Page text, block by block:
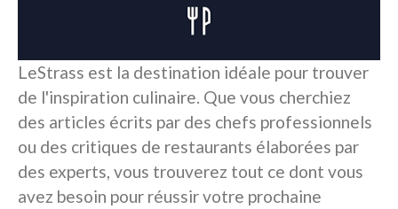
LeStrass est la destination idéale pour trouver
de l'inspiration culinaire. Que vous cherchiez
des articles écrits par des chefs professionnels
ou des critiques de restaurants élaborées par
des experts, vous trouverez tout ce dont vous
avez besoin pour réussir votre prochaine